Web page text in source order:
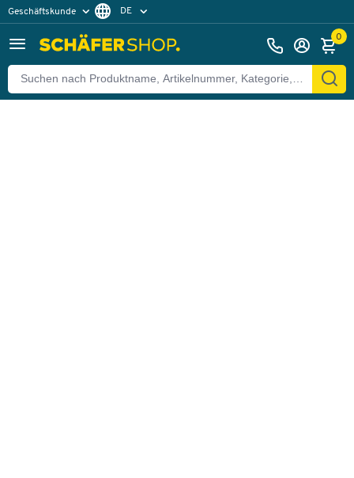
Geschäftskunde DE
0
Zurück